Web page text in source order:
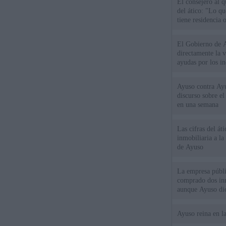
El consejero al
del ático: "Lo
tiene residencia
El Gobierno de
directamente la
ayudas por los
Ayuso contra
discurso sobre
en una semana
Las cifras del
inmobiliaria a la
de Ayuso
La empresa
comprado dos
aunque Ayuso
Ayuso reina en